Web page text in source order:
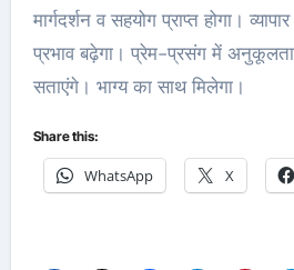
मार्गदर्शन व सहयोग प्राप्त होगा।
प्रभाव बढ़ेगा। प्रेम-प्रसंग में
सताएंगे। भाग्य का साथ मिलेगा।
Share this:
WhatsApp X